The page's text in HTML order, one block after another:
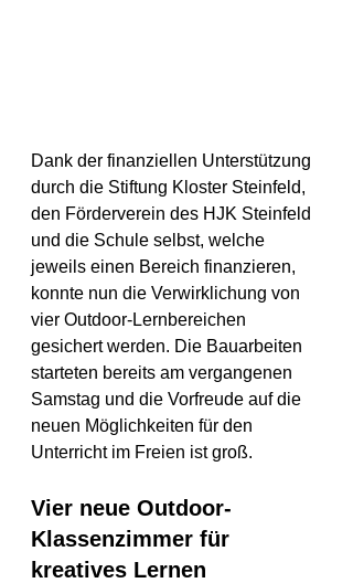
Dank der finanziellen Unterstützung
durch die Stiftung Kloster Steinfeld,
den Förderverein des HJK Steinfeld
und die Schule selbst, welche
jeweils einen Bereich finanzieren,
konnte nun die Verwirklichung von
vier Outdoor-Lernbereichen
gesichert werden. Die Bauarbeiten
starteten bereits am vergangenen
Samstag und die Vorfreude auf die
neuen Möglichkeiten für den
Unterricht im Freien ist groß.
Vier neue Outdoor-
Klassenzimmer für
kreatives Lernen